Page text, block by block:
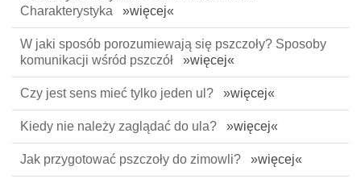
Charakterystyka »więcej«
W jaki sposób porozumiewają się pszczoły? Sposoby
komunikacji wśród pszczół »więcej«
Czy jest sens mieć tylko jeden ul? »więcej«
Kiedy nie należy zaglądać do ula? »więcej«
Jak przygotować pszczoły do zimowli? »więcej«